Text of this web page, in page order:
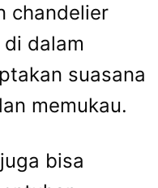
chandelier
dalam
suasana
memukau.
bisa